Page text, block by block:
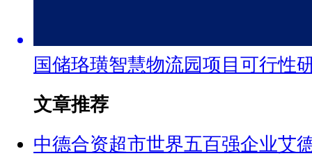
国储珞璜智慧物流园项目可行性
文章推荐
中德合资超市世界五百强企业艾